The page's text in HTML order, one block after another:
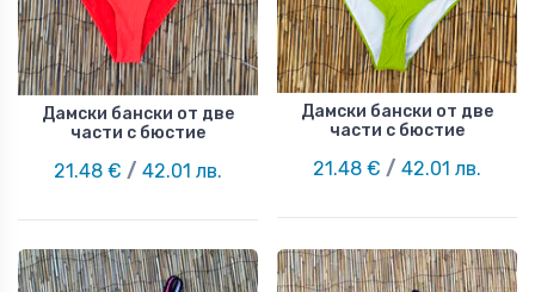
Дамски бански от две
части с бюстие
21.48 € / 42.01 лв.
Дамски бански от две
части с бюстие
21.48 € / 42.01 лв.